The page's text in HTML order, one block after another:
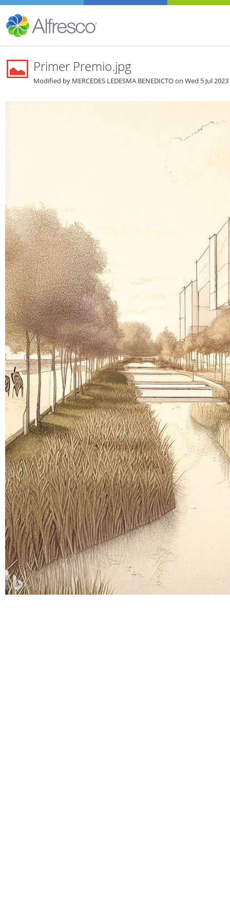
Primer Premio.jpg
Modified by MERCEDES LEDESMA BENEDICTO on Wed 5 Jul